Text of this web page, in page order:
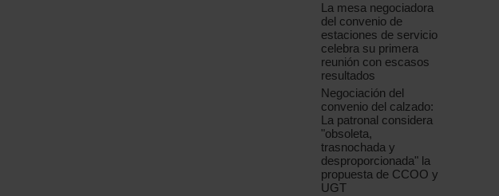
La mesa negociadora
del convenio de
estaciones de servicio
celebra su primera
reunión con escasos
resultados
Negociación del
convenio del calzado:
La patronal considera
"obsoleta,
trasnochada y
desproporcionada" la
propuesta de CCOO y
UGT